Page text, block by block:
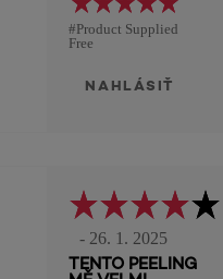
#Product Supplied
Free
NAHLÁSIŤ
- 26. 1. 2025
TENTO PEELING